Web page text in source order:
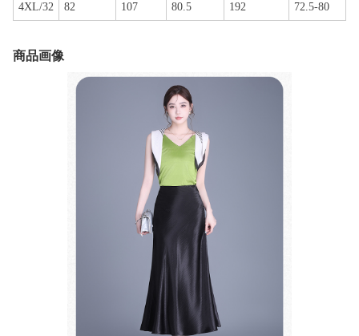
4XL/32 82 107 80.5 192 72.5-80
商品画像